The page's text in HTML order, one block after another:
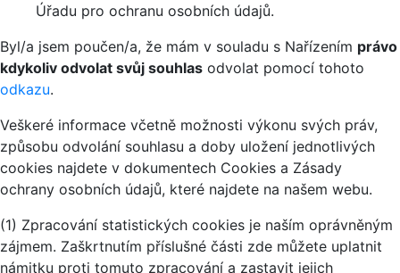
Úřadu pro ochranu osobních údajů.
Byl/a jsem poučen/a, že mám v souladu s Nařízením právo
kdykoliv odvolat svůj souhlas odvolat pomocí tohoto
odkazu.
Veškeré informace včetně možnosti výkonu svých práv,
způsobu odvolání souhlasu a doby uložení jednotlivých
cookies najdete v dokumentech Cookies a Zásady
ochrany osobních údajů, které najdete na našem webu.
(1) Zpracování statistických cookies je naším oprávněným
zájmem. Zaškrtnutím příslušné části zde můžete uplatnit
námitku proti tomuto zpracování a zastavit jejich